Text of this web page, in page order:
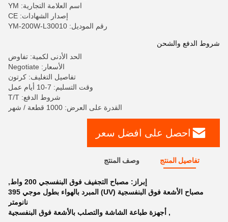
اسم العلامة التجارية: YM
إصدار الشهادات: CE
رقم الموديل: YM-200W-L30010
شروط الدفع والشحن
الحد الأدنى لكمية: تفاوض
الأسعار: Negotiate
تفاصيل التغليف: كرتون
وقت التسليم: 7-10 أيام عمل
شروط الدفع: T/T
القدرة على العرض: 1000 قطعة / شهر
احصل على افضل سعر
تفاصيل المنتج وصف المنتج
إبراز: مصباح التجفيف فوق البنفسجي 200 واط
,
مصباح الأشعة فوق البنفسجية (UV) المبرد بالهواء بطول موجي 395
نانومتر
, أجهزة طباعة الشاشة والتصلب بالأشعة فوق البنفسجية